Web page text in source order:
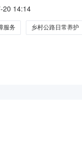
王新建村协星公路18
20 14:14
服务 乡村公路日常养护